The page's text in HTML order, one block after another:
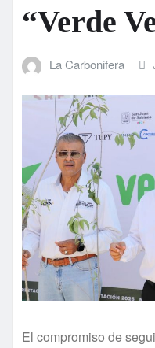
“Verde
La Carbonifera
El compromiso de